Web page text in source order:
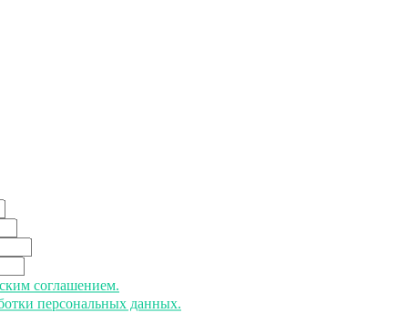
соглашением.
персональных данных.